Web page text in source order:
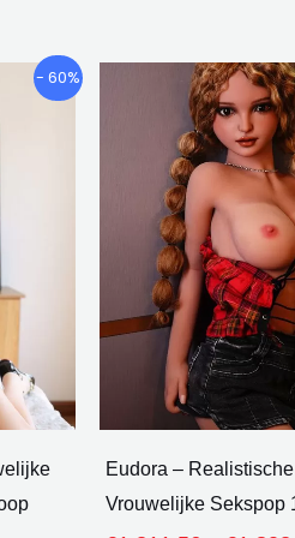
- 60%
Eudora –
Vrouwelijke Sekspop